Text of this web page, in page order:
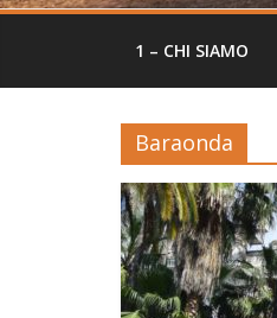
1 – CHI SIAMO
Baraonda